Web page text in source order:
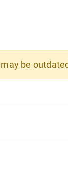
be